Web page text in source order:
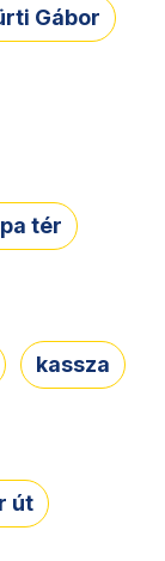
Gábor
tér
kassza
út